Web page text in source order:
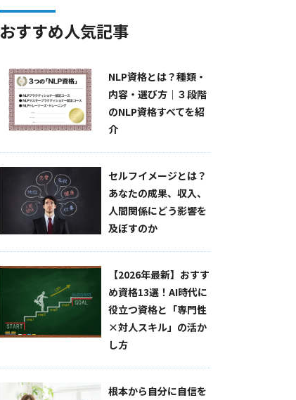
おすすめ人気記事
NLP資格とは？種類・
内容・選び方｜３段階
のNLP資格すべてを紹
介
セルフイメージとは？
あなたの成果、収入、
人間関係にどう影響を
及ぼすのか
【2026年最新】おすす
め資格13選！AI時代に
役立つ資格と「専門性
×対人スキル」の活か
し方
根本から自分に自信を